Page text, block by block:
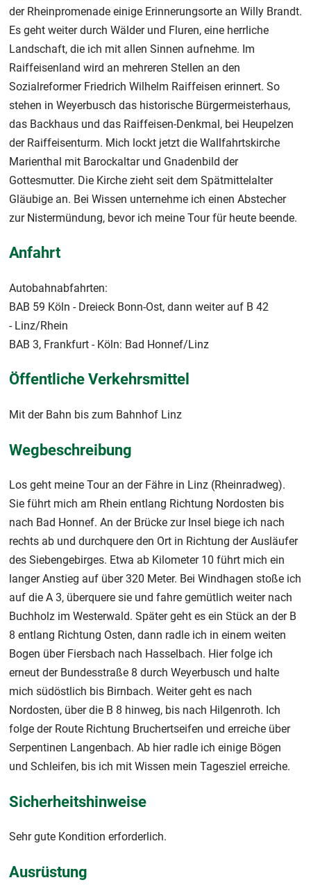
der Rheinpromenade einige Erinnerungsorte an Willy Brandt.
Es geht weiter durch Wälder und Fluren, eine herrliche
Landschaft, die ich mit allen Sinnen aufnehme. Im
Raiffeisenland wird an mehreren Stellen an den
Sozialreformer Friedrich Wilhelm Raiffeisen erinnert. So
stehen in Weyerbusch das historische Bürgermeisterhaus,
das Backhaus und das Raiffeisen-Denkmal, bei Heupelzen
der Raiffeisenturm. Mich lockt jetzt die Wallfahrtskirche
Marienthal mit Barockaltar und Gnadenbild der
Gottesmutter. Die Kirche zieht seit dem Spätmittelalter
Gläubige an. Bei Wissen unternehme ich einen Abstecher
zur Nistermündung, bevor ich meine Tour für heute beende.
Anfahrt
Autobahnabfahrten:
BAB 59 Köln - Dreieck Bonn-Ost, dann weiter auf B 42
- Linz/Rhein
BAB 3, Frankfurt - Köln: Bad Honnef/Linz
Öffentliche Verkehrsmittel
Mit der Bahn bis zum Bahnhof Linz
Wegbeschreibung
Los geht meine Tour an der Fähre in Linz (Rheinradweg).
Sie führt mich am Rhein entlang Richtung Nordosten bis
nach Bad Honnef. An der Brücke zur Insel biege ich nach
rechts ab und durchquere den Ort in Richtung der Ausläufer
des Siebengebirges. Etwa ab Kilometer 10 führt mich ein
langer Anstieg auf über 320 Meter. Bei Windhagen stoße ich
auf die A 3, überquere sie und fahre gemütlich weiter nach
Buchholz im Westerwald. Später geht es ein Stück an der B
8 entlang Richtung Osten, dann radle ich in einem weiten
Bogen über Fiersbach nach Hasselbach. Hier folge ich
erneut der Bundesstraße 8 durch Weyerbusch und halte
mich südöstlich bis Birnbach. Weiter geht es nach
Nordosten, über die B 8 hinweg, bis nach Hilgenroth. Ich
folge der Route Richtung Bruchertseifen und erreiche über
Serpentinen Langenbach. Ab hier radle ich einige Bögen
und Schleifen, bis ich mit Wissen mein Tagesziel erreiche.
Sicherheitshinweise
Sehr gute Kondition erforderlich.
Ausrüstung